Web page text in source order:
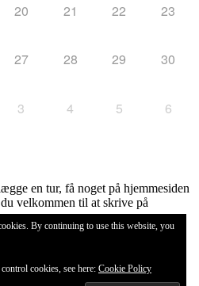
20 21 22 23
27 28 29 30
3 4 5 6
en tur, få noget på hjemmesiden
velkommen til at skrive på
By continuing to use this website, you
cookies, see here: Cookie Policy